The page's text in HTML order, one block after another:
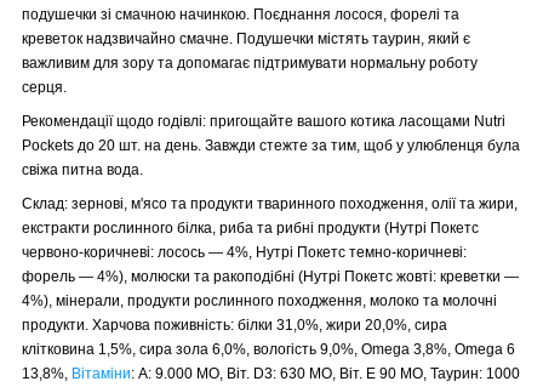
подушечки зі смачною начинкою. Поєднання лосося, форелі та
креветок надзвичайно смачне. Подушечки містять таурин, який є
важливим для зору та допомагає підтримувати нормальну роботу
серця.
Рекомендації щодо годівлі: пригощайте вашого котика ласощами Nutri
Pockets до 20 шт. на день. Завжди стежте за тим, щоб у улюбленця була
свіжа питна вода.
Склад: зернові, м'ясо та продукти тваринного походження, олії та жири,
екстракти рослинного білка, риба та рибні продукти (Нутрі Покетс
червоно-коричневі: лосось — 4%, Нутрі Покетс темно-коричневі:
форель — 4%), молюски та ракоподібні (Нутрі Покетс жовті: креветки —
4%), мінерали, продукти рослинного походження, молоко та молочні
продукти. Харчова поживність: білки 31,0%, жири 20,0%, сира
клітковина 1,5%, сира зола 6,0%, вологість 9,0%, Omega 3,8%, Omega 6
13,8%, Вітаміни: A: 9.000 МО, Віт. D3: 630 МО, Віт. E 90 МО, Таурин: 1000